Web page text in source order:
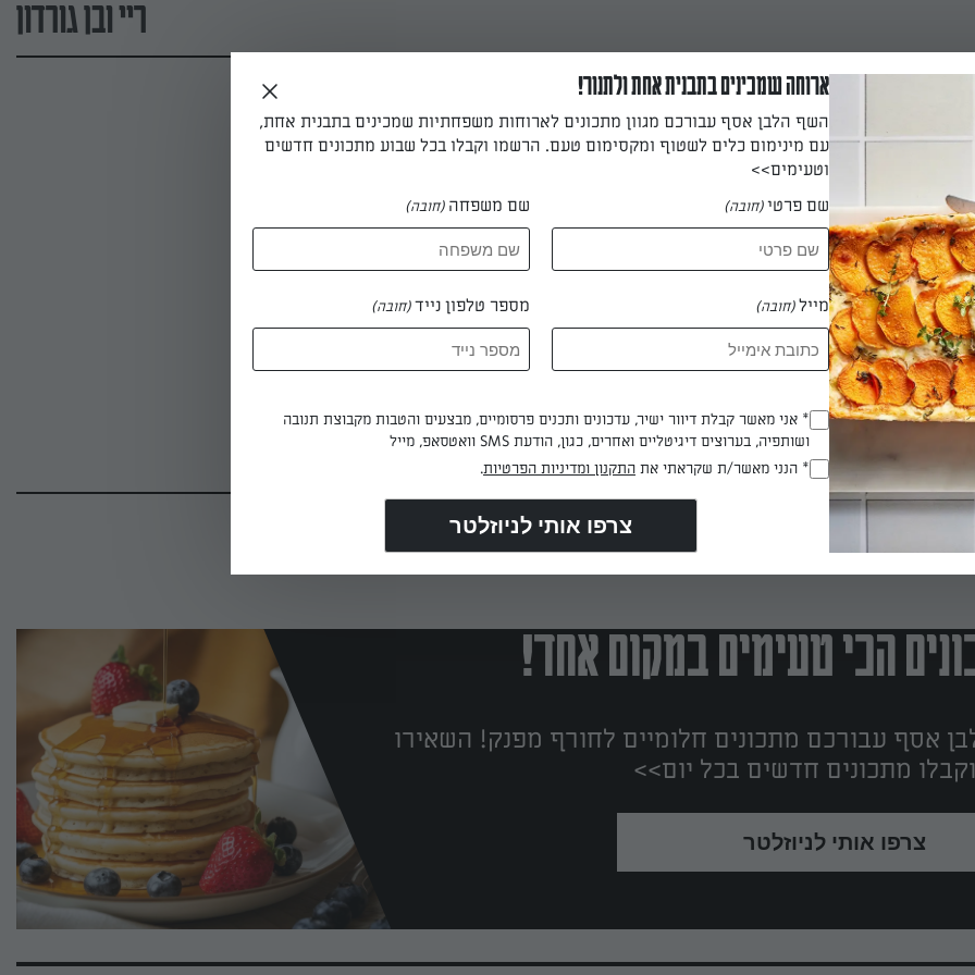
ריי ובן גורדון
שילדים אוהבים
ובן גורדון
הכי טעימים במקום אחד!
אסף עבורכם מתכונים חלומיים לחורף מפנק! השאירו
מתכונים חדשים בכל יום>>
צרפו אותי לניוזלטר
ארוחה שמכינים בתבנית אחת ולתנור!
השף הלבן אסף עבורכם מגוון מתכונים לארוחות משפחתיות שמכינים בתבנית אחת,
עם מינימום כלים לשטוף ומקסימום טעם. הרשמו וקבלו בכל שבוע מתכונים חדשים
וטעימים>>
שם פרטי(חובה) שם משפחה (חובה)
מייל(חובה) מספר טלפון נייד(חובה)
(חובה)
* אני מאשר קבלת דיוור ישיר, עדכונים ותכנים פרסומיים, מבצעים והטבות מקבוצת תנובה
ושותפיה, בערוצים דיגיטליים ואחרים, כגון, הודעת SMS וואטסאפ, מייל
(חובה)
* הנני מאשר/ת שקראתי את התקנון ומדיניות הפרטיות.